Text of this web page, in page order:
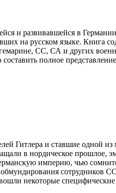
и развивавшейся в
на русском языке. Книга
СС, СА и других
полное
Гитлера и ставшие одной
в нордическое прошлое,
империю, чью
сотрудников
некоторые